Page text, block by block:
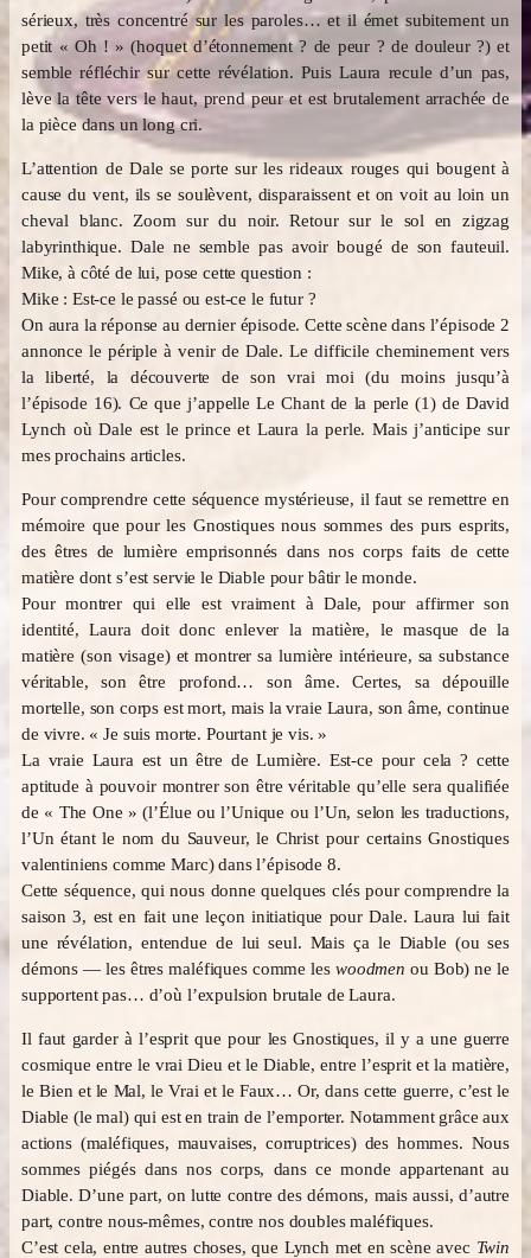
sérieux, très concentré sur les paroles… et il émet subitement un
petit « Oh ! » (hoquet d’étonnement ? de peur ? de douleur ?) et
semble réfléchir sur cette révélation. Puis Laura recule d’un pas,
lève la tête vers le haut, prend peur et est brutalement arrachée de
la pièce dans un long cri.
L’attention de Dale se porte sur les rideaux rouges qui bougent à
cause du vent, ils se soulèvent, disparaissent et on voit au loin un
cheval blanc. Zoom sur du noir. Retour sur le sol en zigzag
labyrinthique. Dale ne semble pas avoir bougé de son fauteuil.
Mike, à côté de lui, pose cette question :
Mike : Est-ce le passé ou est-ce le futur ?
On aura la réponse au dernier épisode. Cette scène dans l’épisode 2
annonce le périple à venir de Dale. Le difficile cheminement vers
la liberté, la découverte de son vrai moi (du moins jusqu’à
l’épisode 16). Ce que j’appelle Le Chant de la perle (1) de David
Lynch où Dale est le prince et Laura la perle. Mais j’anticipe sur
mes prochains articles.
Pour comprendre cette séquence mystérieuse, il faut se remettre en
mémoire que pour les Gnostiques nous sommes des purs esprits,
des êtres de lumière emprisonnés dans nos corps faits de cette
matière dont s’est servie le Diable pour bâtir le monde.
Pour montrer qui elle est vraiment à Dale, pour affirmer son
identité, Laura doit donc enlever la matière, le masque de la
matière (son visage) et montrer sa lumière intérieure, sa substance
véritable, son être profond… son âme. Certes, sa dépouille
mortelle, son corps est mort, mais la vraie Laura, son âme, continue
de vivre. « Je suis morte. Pourtant je vis. »
La vraie Laura est un être de Lumière. Est-ce pour cela ? cette
aptitude à pouvoir montrer son être véritable qu’elle sera qualifiée
de « The One » (l’Élue ou l’Unique ou l’Un, selon les traductions,
l’Un étant le nom du Sauveur, le Christ pour certains Gnostiques
valentiniens comme Marc) dans l’épisode 8.
Cette séquence, qui nous donne quelques clés pour comprendre la
saison 3, est en fait une leçon initiatique pour Dale. Laura lui fait
une révélation, entendue de lui seul. Mais ça le Diable (ou ses
démons — les êtres maléfiques comme les woodmen ou Bob) ne le
supportent pas… d’où l’expulsion brutale de Laura.
Il faut garder à l’esprit que pour les Gnostiques, il y a une guerre
cosmique entre le vrai Dieu et le Diable, entre l’esprit et la matière,
le Bien et le Mal, le Vrai et le Faux… Or, dans cette guerre, c’est le
Diable (le mal) qui est en train de l’emporter. Notamment grâce aux
actions (maléfiques, mauvaises, corruptrices) des hommes. Nous
sommes piégés dans nos corps, dans ce monde appartenant au
Diable. D’une part, on lutte contre des démons, mais aussi, d’autre
part, contre nous-mêmes, contre nos doubles maléfiques.
C’est cela, entre autres choses, que Lynch met en scène avec Twin